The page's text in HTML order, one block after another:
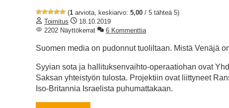
(1 arviota, keskiarvo: 5,00 / 5 tähteä 5)
Toimitus
18.10.2019
2202 Näyttökerrat
6 Kommenttia
Suomen media on pudonnut tuoliltaan. Mistä Venäjä
Syyian sota ja hallituksenvaihto-operaatiohan ovat
Saksan yhteistyön tulosta. Projektiin ovat liittyneet
Iso-Britannia Israelista puhumattakaan.